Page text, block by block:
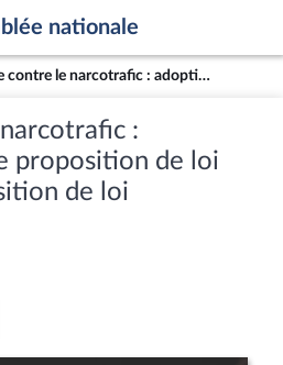
nationale
Lutte contre le narcotrafic : adoptions d'une proposition de loi et d'une proposition de loi organique
:
proposition de loi
de loi